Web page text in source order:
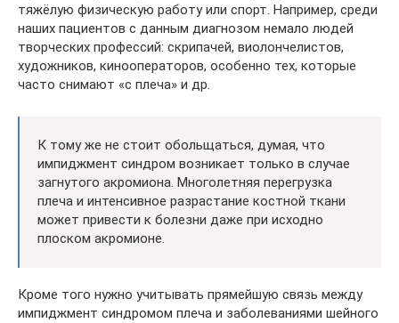
тяжёлую физическую работу или спорт. Например, среди
наших пациентов с данным диагнозом немало людей
творческих профессий: скрипачей, виолончелистов,
художников, кинооператоров, особенно тех, которые
часто снимают «с плеча» и др.
К тому же не стоит обольщаться, думая, что
импиджмент синдром возникает только в случае
загнутого акромиона. Многолетняя перегрузка
плеча и интенсивное разрастание костной ткани
может привести к болезни даже при исходно
плоском акромионе.
Кроме того нужно учитывать прямейшую связь между
импиджмент синдромом плеча и заболеваниями шейного